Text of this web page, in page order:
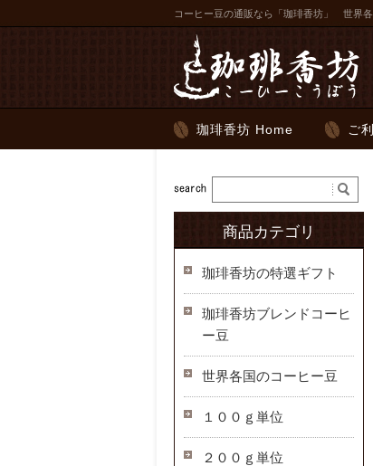
コーヒー豆の通販なら「珈琲香坊」 世界
珈琲香坊 Home ご
商品カテゴリ
珈琲香坊の特選ギフト
珈琲香坊ブレンドコーヒ
ー豆
世界各国のコーヒー豆
１００ｇ単位
２００ｇ単位